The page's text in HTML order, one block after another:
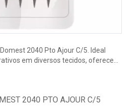
2040 Pto Ajour C/5. Ideal
em diversos tecidos, oferece
agora! A agulha alargada
Tipo de ponta: Seta arredondada
2040 PTO AJOUR C/5